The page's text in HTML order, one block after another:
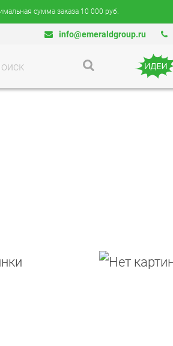
сумма заказа 10 000 руб.
info@emeraldgroup.ru